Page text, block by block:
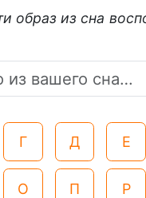
образ из сна
Г Д Е
О П Р